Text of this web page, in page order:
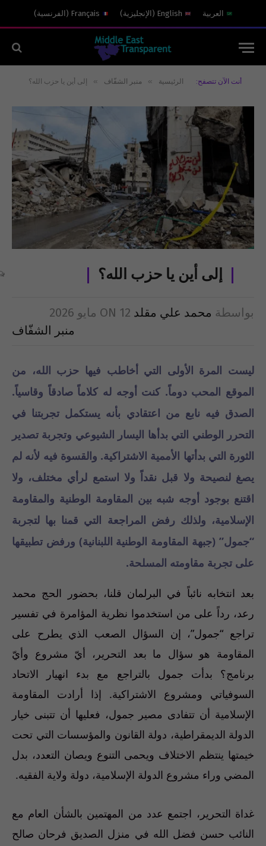
العربية English
( الإنجليزية)
Français
( الفرنسية)
أنت الآن تتصفح: الرئيسية » منبر الشفّاف » إلى أين يا حزب الله؟
إلى أين يا حزب الله؟
بواسطة محمد علي مقلد ON 12 مايو 2026
منبر الشفّاف
ليست المرة الأولى التي أخاطب فيها حزب الله، من
الموقع المحب دوماً. كنت أوجه له كلاماً صادقاً وقاسياً.
الصدق فيه نابع من اعتقادي بأنه يستكمل تجربتنا في
التحرر الوطني التي بدأها اليسار الشيوعي وتجربة تصدير
الثورة التي بدأتها الأممية الاشتراكية. والقسوة فيه لأنه لم
يصغ لنصيحة ولا قبل نقداً ولا استمع لرأي مختلف، ولا
اقتنع بوجود أوجه شبه بين المقاومة الوطنية والمقاومة
الإسلامية، ولذلك رفض المراجعة التي قمنا بها لتجربة
“جمول” (جبهة المقاومة الوطنية اللبنانية) ورفض تطبيقها
على تجربة مقاومته المسلحة.
بعد انتخابه نائباً في البرلمان قلنا، بحضور الحج محمد
رعد، رداً على من استخدموا نظرية المؤامرة في تفسير
تراجع “جمول”، إن السؤال الصعب الذي يطرح على
المقاومة هو سؤال ما بعد التحرير، أيّ مشروع وأيّ
برنامج؟ بدأت جمول بالتراجع مع بدء انهيار الاتحاد
السوفياتي ومشروع الاشتراكية. إذا أرادت المقاومة
الإسلامية أن تتفادى مصير جمول، فعليها أن تتبنى خيار
الدولة الديمقراطية، دولة القانون والمؤسسات التي تحت
خيمتها ينتظم الاختلاف ويحمى التنوع ويصان التعدد، بدل
المضي وراء مشروع الدولة الإسلامية، دولة ولاية الفقيه.
غداة التحرير، اجتمع عدد من المهتمين بالشأن العام مع
النائب حسن فضل الله في منزل الصديق فرحان صالح